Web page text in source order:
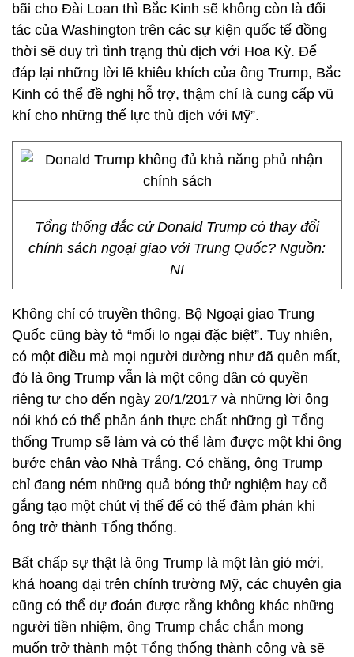
bãi cho Đài Loan thì Bắc Kinh sẽ không còn là đối
tác của Washington trên các sự kiện quốc tế đồng
thời sẽ duy trì tình trạng thù địch với Hoa Kỳ. Để
đáp lại những lời lẽ khiêu khích của ông Trump, Bắc
Kinh có thể đề nghị hỗ trợ, thậm chí là cung cấp vũ
khí cho những thế lực thù địch với Mỹ”.
Tổng thống đắc cử Donald Trump có thay đổi
chính sách ngoại giao với Trung Quốc? Nguồn:
NI
Không chỉ có truyền thông, Bộ Ngoại giao Trung
Quốc cũng bày tỏ “mối lo ngại đặc biệt”. Tuy nhiên,
có một điều mà mọi người dường như đã quên mất,
đó là ông Trump vẫn là một công dân có quyền
riêng tư cho đến ngày 20/1/2017 và những lời ông
nói khó có thể phản ánh thực chất những gì Tổng
thống Trump sẽ làm và có thể làm được một khi ông
bước chân vào Nhà Trắng. Có chăng, ông Trump
chỉ đang ném những quả bóng thử nghiệm hay cố
gắng tạo một chút vị thế để có thể đàm phán khi
ông trở thành Tổng thống.
Bất chấp sự thật là ông Trump là một làn gió mới,
khá hoang dại trên chính trường Mỹ, các chuyên gia
cũng có thể dự đoán được rằng không khác những
người tiền nhiệm, ông Trump chắc chắn mong
muốn trở thành một Tổng thống thành công và sẽ